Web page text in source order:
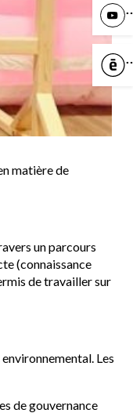
matière de
un parcours
(connaissance
de travailler sur
Les
de gouvernance